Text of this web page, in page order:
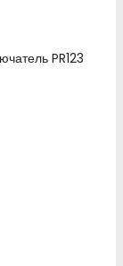
PR123